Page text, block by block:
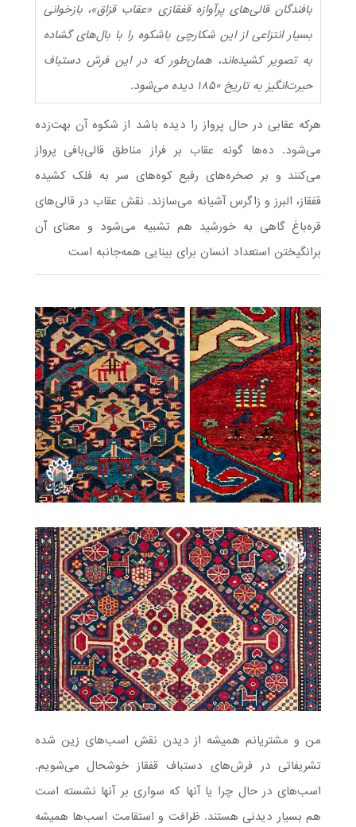
بافندگان قالی‌های پرآوازه قفقازی «عقاب قزاق»، بازخوانی‌
بسیار انتزاعی از این شکارچی باشکوه را با بال‌های گشاده
به تصویر کشیده‌اند، همان‌طور که در این فرش دستباف
حیرت‌انگیز به تاریخ ۱۸۵۰ دیده می‌شود.
هرکه عقابی در حال پرواز را دیده باشد از شکوه آن بهت‌زده
می‌شود. ده‌ها گونه عقاب بر فراز مناطق قالی‌بافی پرواز
می‌کنند و بر صخره‌های رفیع کوه‌های سر به فلک کشیده
قفقاز، البرز و زاگرس آشیانه می‌سازند. نقش عقاب در قالی‌های
قره‌باغ گاهی به خورشید هم تشبیه می‌شود و معنای آن
برانگیختن استعداد انسان برای بینایی همه‌جانبه است
من و مشتریانم همیشه از دیدن نقش اسب‌های زین شده
تشریفاتی در فرش‌های دستباف قفقاز خوشحال می‌شویم.
اسب‌های در حال چرا یا آنها که سواری بر آنها نشسته است
هم بسیار دیدنی هستند. ظرافت و استقامت اسب‌ها همیشه